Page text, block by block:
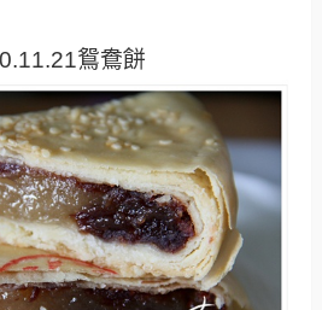
鴛鴦餅